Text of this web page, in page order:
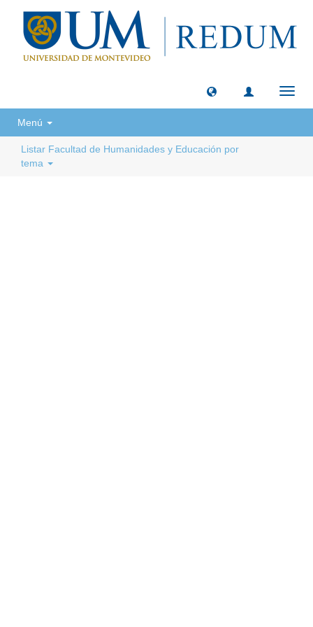
Menú
Listar Facultad de Humanidades y Educación por
tema